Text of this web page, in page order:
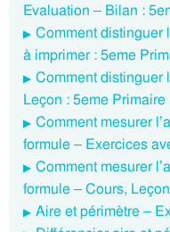
Evaluation – Bilan :
Comment distinguer
à imprimer : 5eme
Comment distinguer
Leçon : 5eme Primaire
Comment mesurer
formule – Exercices
Comment mesurer
formule – Cours,
Aire et périmètre –